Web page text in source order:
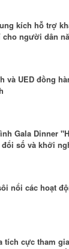
kích hỗ trợ
người dân
và UED đồng
Gala Dinner
số và khởi
nổi các hoạt
tích cực tham